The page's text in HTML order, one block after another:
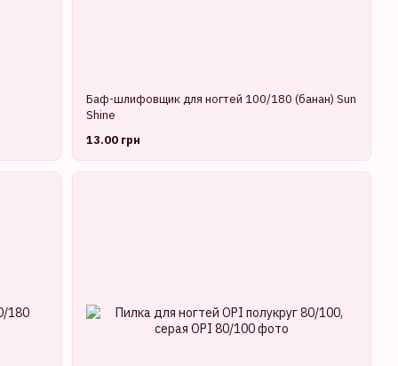
Баф-шлифовщик для ногтей 100/180 (банан) Sun
Shine
13.00 грн